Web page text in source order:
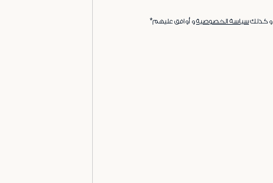
و كذلكسياسة الخصوصيةو أوافق عليهم*